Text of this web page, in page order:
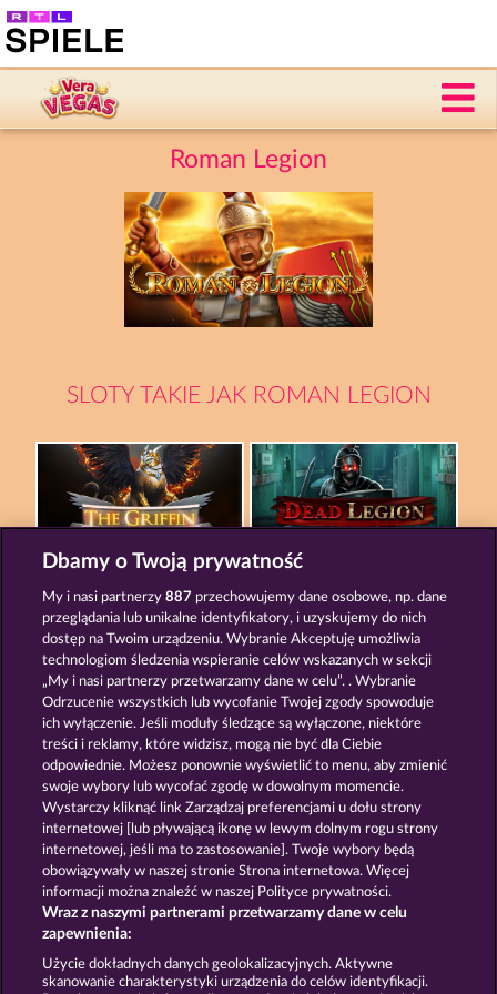
Roman Legion
SLOTY TAKIE JAK ROMAN LEGION
THE GRIFFIN
SUPER PIGGY COINS ROMAN LEGION XTREME
Zasady i warunki Polityka prywatności
Nota prawna Firma FAQ
Program partnerski Facebook
Prześlij wniosek o wypłatę
Dbamy o Twoją prywatność
My i nasi partnerzy887 przechowujemy dane osobowe, np. dane
przeglądania lub unikalne identyfikatory, i uzyskujemy do nich
dostęp na Twoim urządzeniu. Wybranie Akceptuję umożliwia
technologiom śledzenia wspieranie celów wskazanych w sekcji
„My i nasi partnerzy przetwarzamy dane w celu”. . Wybranie
Odrzucenie wszystkich lub wycofanie Twojej zgody spowoduje
ich wyłączenie. Jeśli moduły śledzące są wyłączone, niektóre
treści i reklamy, które widzisz, mogą nie być dla Ciebie
odpowiednie. Możesz ponownie wyświetlić to menu, aby zmienić
swoje wybory lub wycofać zgodę w dowolnym momencie.
Wystarczy kliknąć link Zarządzaj preferencjami u dołu strony
internetowej [lub pływającą ikonę w lewym dolnym rogu strony
internetowej, jeśli ma to zastosowanie]. Twoje wybory będą
obowiązywały w naszej stronie Strona internetowa. Więcej
informacji można znaleźć w naszej Polityce prywatności.
Wraz z naszymi partnerami przetwarzamy dane w celu
zapewnienia:
Użycie dokładnych danych geolokalizacyjnych. Aktywne
skanowanie charakterystyki urządzenia do celów identyfikacji.